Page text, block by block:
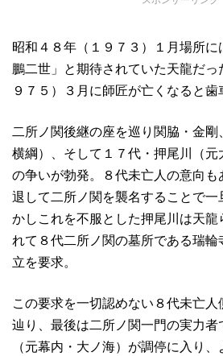
昭和４８年（１９７３）１月場所
鵬二世」と期待されていた天龍だっ
９７５）３月に師匠が亡くなると歯
二所ノ関後継の座を巡り関脇・金
横綱）、そして１７代・押尾川（
の争いが勃発。８代未亡人の意向も
退して二所ノ関を襲名することで一
かしこれを不服とした押尾川は天
れて８代二所ノ関の墓所である瑞
立を要求。
この要求を一切認めない８代未亡
辿り、最後は二所ノ関一門の実力
（元幕内・大ノ海）が調停に入り